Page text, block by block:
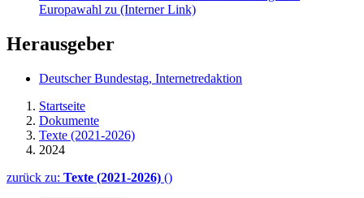
Europawahl zu (Interner Link)
Herausgeber
Deutscher Bundestag, Internetredaktion
Startseite
Dokumente
Texte (2021-2026)
2024
zurück zu: Texte (2021-2026) ()